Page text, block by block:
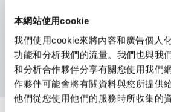
本網站使用cookie
我們使用cookie來將內容和廣告個人
功能和分析我們的流量。我們也與我
和分析合作夥伴分享有關您使用我們
作夥伴可能會將有關資料與您所提供
他們從您使用他們的服務時所收集的
作業性提升的背部端子方式
全系列統一為22mm軀幹長度的平
UL・CSA 認證品